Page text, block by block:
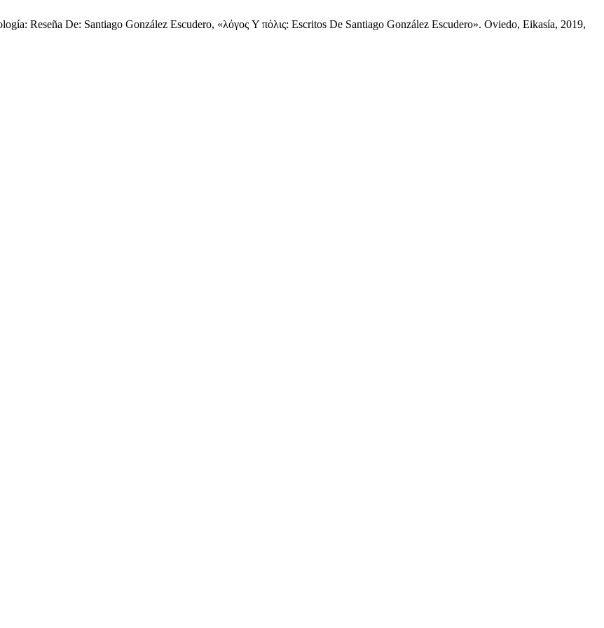
Reseña De: Santiago González Escudero, «λόγος Y πόλις: Escritos De Santiago González Escudero». Oviedo, Eikasía, 2019,